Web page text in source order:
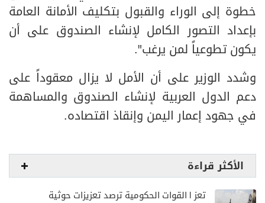
خطوة إلى الوراء والقبول بتكليف الأمانة العامة
بإعداد التصور الكامل لإنشاء الصندوق على أن
يكون تطوعياً لمن يرغب".
وشدد الوزير على أن الأمل لا يزال معقوداً على
دعم الدول العربية لإنشاء الصندوق والمساهمة
في جهود إعمار اليمن وإنقاذ اقتصاده.
الأكثر قراءة
تعز | القوات الحكومية ترصد تعزيزات حوثية